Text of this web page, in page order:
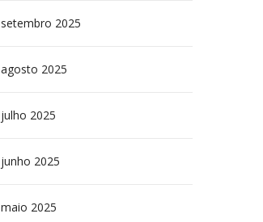
setembro 2025
agosto 2025
julho 2025
junho 2025
maio 2025